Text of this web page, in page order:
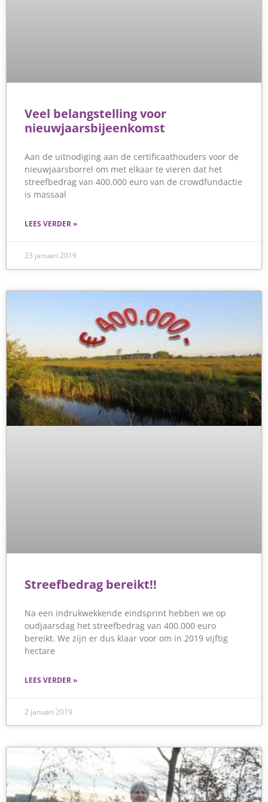
Veel belangstelling voor
nieuwjaarsbijeenkomst
Aan de uitnodiging aan de certificaathouders voor de
nieuwjaarsborrel om met elkaar te vieren dat het
streefbedrag van 400.000 euro van de crowdfundactie
is massaal
LEES VERDER »
23 januari 2019
Streefbedrag bereikt!!
Na een indrukwekkende eindsprint hebben we op
oudjaarsdag het streefbedrag van 400.000 euro
bereikt. We zijn er dus klaar voor om in 2019 vijftig
hectare
LEES VERDER »
2 januari 2019